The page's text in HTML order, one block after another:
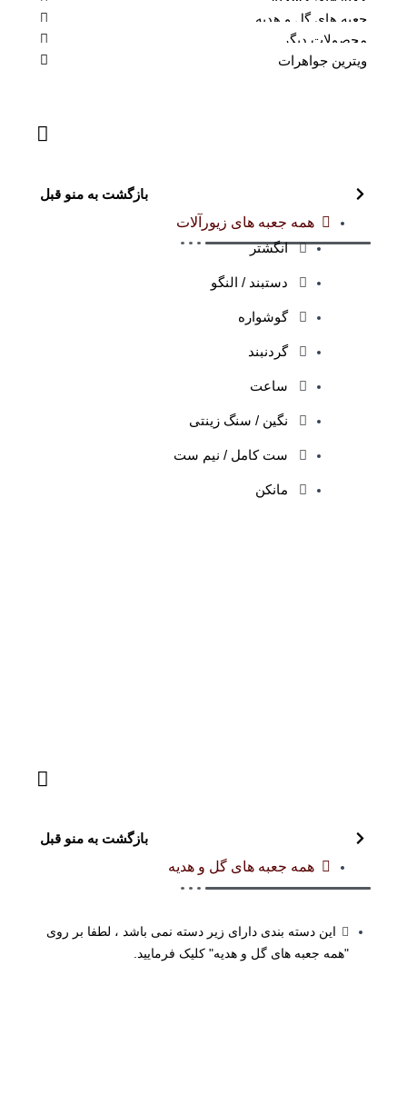
جعبه های گل و هدیه
محصولات دیگر
ویترین جواهرات
بازگشت به منو قبل
همه جعبه های زیورآلات
انگشتر
دستبند / النگو
گوشواره
گردنبند
ساعت
نگین / سنگ زینتی
ست کامل / نیم ست
مانکن
بازگشت به منو قبل
همه جعبه های گل و هدیه
این دسته بندی دارای زیر دسته نمی باشد ، لطفا بر روی
"همه جعبه های گل و هدیه" کلیک فرمایید.